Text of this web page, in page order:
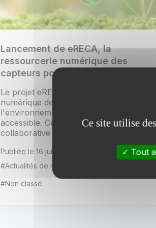
Lancement de eRECA, la
ressourcerie numérique des
capteurs pour l’environnement
Le projet eRECA (REssourcerie
numérique de CApteurs pour
l'environnement) est désormais
accessible. Cette plateforme
collaborative a pour objectif de...
Publiée le 16 juillet 2026
#Actualités de nos partenaires
#Non classé
Ce site utilise
Tout